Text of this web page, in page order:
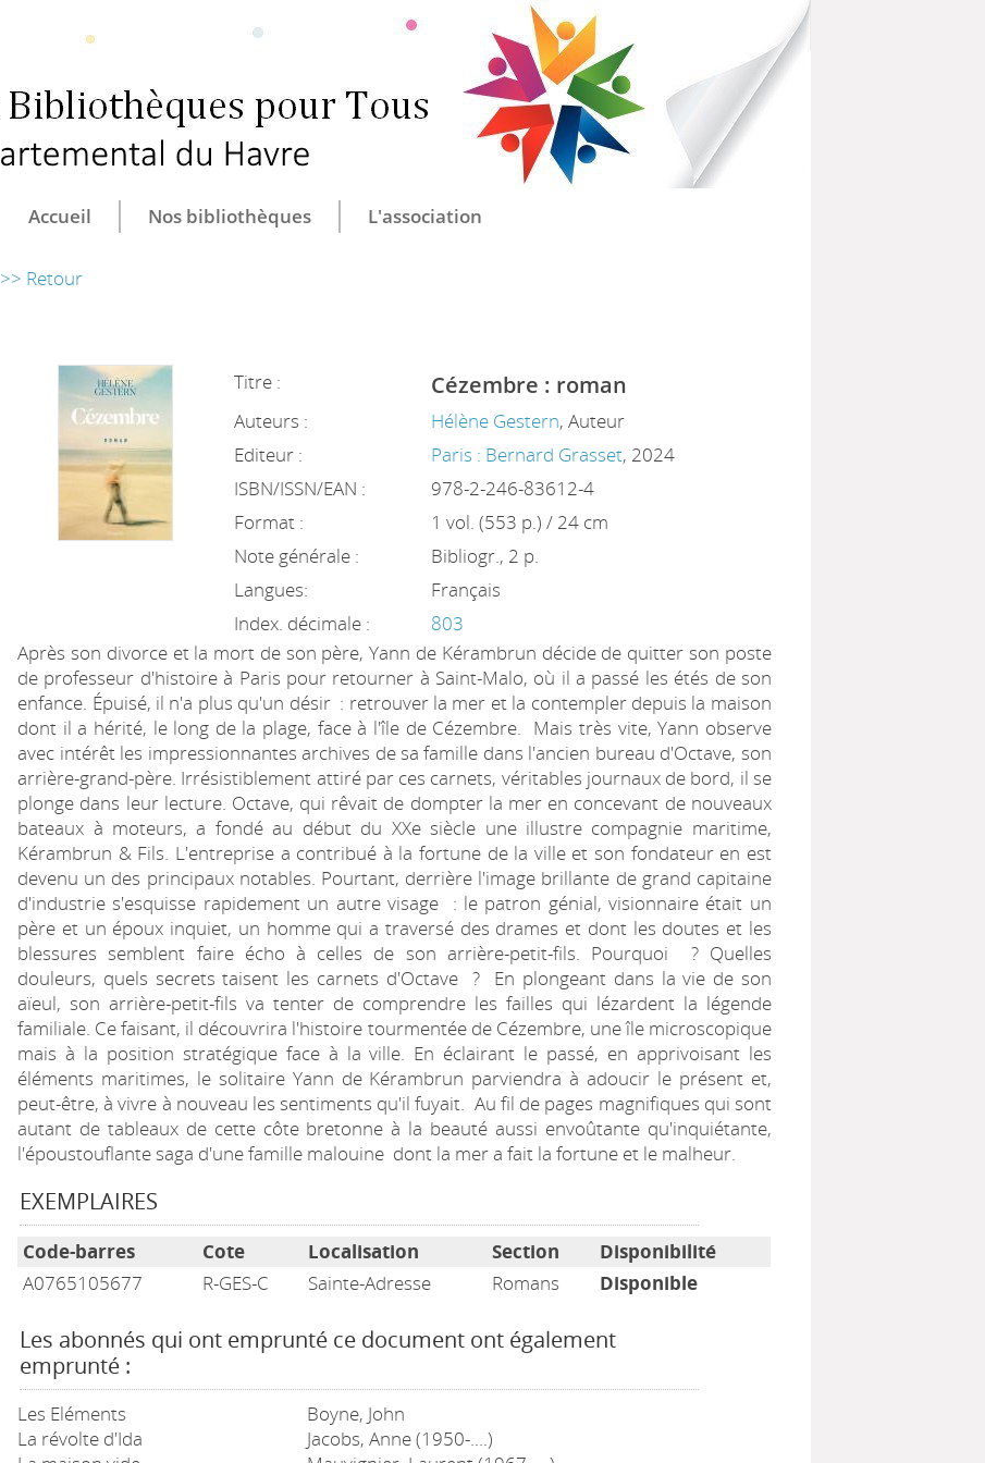
CULTURE ET BIBLIOTHÈQUES POUR TOUS
CENTRE DÉPARTEMENTAL DU HAVRE
Accueil Nos bibliothèques L'association
>> Retour
Titre : Cézembre : roman
Auteurs : Hélène Gestern, Auteur
Editeur :
Paris : Bernard Grasset, 2024
ISBN/ISSN/EAN :
978-2-246-83612-4
Format :
1 vol. (553 p.) / 24 cm
Note générale :
Bibliogr., 2 p.
Langues:
Français
Index. décimale :
803
Après son divorce et la mort de son père, Yann de Kérambrun décide de quitter son poste
de professeur d'histoire à Paris pour retourner à Saint-Malo, où il a passé les étés de son
enfance. Épuisé, il n'a plus qu'un désir : retrouver la mer et la contempler depuis la maison
dont il a hérité, le long de la plage, face à l'île de Cézembre. Mais très vite, Yann observe
avec intérêt les impressionnantes archives de sa famille dans l'ancien bureau d'Octave, son
arrière-grand-père. Irrésistiblement attiré par ces carnets, véritables journaux de bord, il se
plonge dans leur lecture. Octave, qui rêvait de dompter la mer en concevant de nouveaux
bateaux à moteurs, a fondé au début du XXe siècle une illustre compagnie maritime,
Kérambrun & Fils. L'entreprise a contribué à la fortune de la ville et son fondateur en est
devenu un des principaux notables. Pourtant, derrière l'image brillante de grand capitaine
d'industrie s'esquisse rapidement un autre visage : le patron génial, visionnaire était un
père et un époux inquiet, un homme qui a traversé des drames et dont les doutes et les
blessures semblent faire écho à celles de son arrière-petit-fils. Pourquoi ? Quelles
douleurs, quels secrets taisent les carnets d'Octave ? En plongeant dans la vie de son
aïeul, son arrière-petit-fils va tenter de comprendre les failles qui lézardent la légende
familiale. Ce faisant, il découvrira l'histoire tourmentée de Cézembre, une île microscopique
mais à la position stratégique face à la ville. En éclairant le passé, en apprivoisant les
éléments maritimes, le solitaire Yann de Kérambrun parviendra à adoucir le présent et,
peut-être, à vivre à nouveau les sentiments qu'il fuyait. Au fil de pages magnifiques qui sont
autant de tableaux de cette côte bretonne à la beauté aussi envoûtante qu'inquiétante,
l'époustouflante saga d'une famille malouine dont la mer a fait la fortune et le malheur.
EXEMPLAIRES
Code-barres Cote Localisation Section
Disponibilité
A0765105677
R-GES-C Sainte-Adresse Romans Disponible
Les abonnés qui ont emprunté ce document ont également
emprunté :
Les Eléments
Boyne, John
La révolte d'Ida
Jacobs, Anne (1950-....)